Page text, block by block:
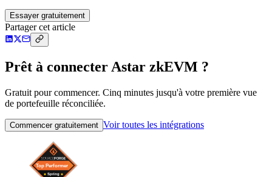
Essayer gratuitement
Partager cet article
Prêt à connecter Astar zkEVM ?
Gratuit pour commencer. Cinq minutes jusqu'à votre première vue
de portefeuille réconciliée.
Commencer gratuitement Voir toutes les intégrations